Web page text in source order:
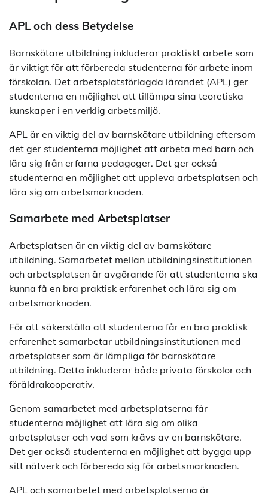
APL och dess Betydelse
Barnskötare utbildning inkluderar praktiskt arbete som
är viktigt för att förbereda studenterna för arbete inom
förskolan. Det arbetsplatsförlagda lärandet (APL) ger
studenterna en möjlighet att tillämpa sina teoretiska
kunskaper i en verklig arbetsmiljö.
APL är en viktig del av barnskötare utbildning eftersom
det ger studenterna möjlighet att arbeta med barn och
lära sig från erfarna pedagoger. Det ger också
studenterna en möjlighet att uppleva arbetsplatsen och
lära sig om arbetsmarknaden.
Samarbete med Arbetsplatser
Arbetsplatsen är en viktig del av barnskötare
utbildning. Samarbetet mellan utbildningsinstitutionen
och arbetsplatsen är avgörande för att studenterna ska
kunna få en bra praktisk erfarenhet och lära sig om
arbetsmarknaden.
För att säkerställa att studenterna får en bra praktisk
erfarenhet samarbetar utbildningsinstitutionen med
arbetsplatser som är lämpliga för barnskötare
utbildning. Detta inkluderar både privata förskolor och
föräldrakooperativ.
Genom samarbetet med arbetsplatserna får
studenterna möjlighet att lära sig om olika
arbetsplatser och vad som krävs av en barnskötare.
Det ger också studenterna en möjlighet att bygga upp
sitt nätverk och förbereda sig för arbetsmarknaden.
APL och samarbetet med arbetsplatserna är